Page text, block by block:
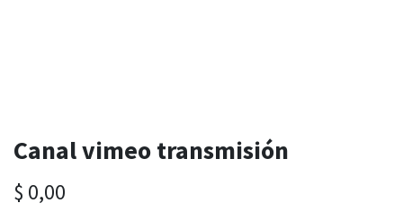
Canal vimeo transmisión
$ 0,00